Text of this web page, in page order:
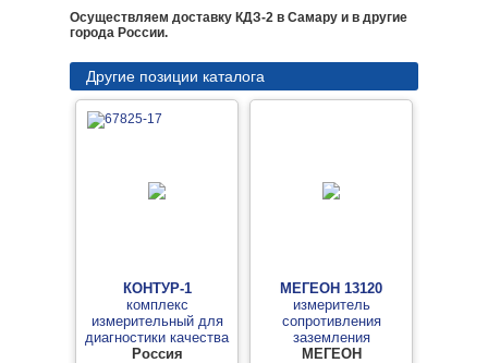
Осуществляем доставку КДЗ-2 в Самару и в другие
города России.
Другие позиции каталога
КОНТУР-1
комплекс
измерительный для
диагностики качества
контуров заземления
Россия
МЕГЕОН 13120
измеритель
сопротивления
заземления
МЕГЕОН